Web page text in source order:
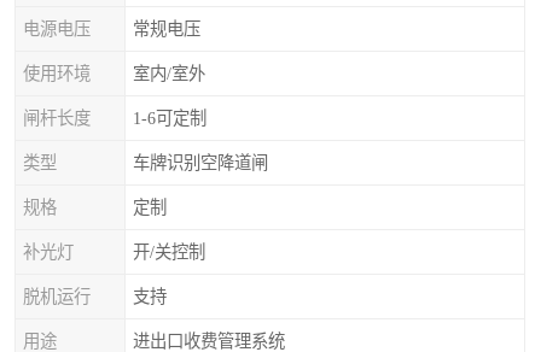
电源电压 常规电压
使用环境 室内/室外
闸杆长度 1-6可定制
类型 车牌识别空降道闸
规格 定制
补光灯 开/关控制
脱机运行 支持
用途 进出口收费管理系统